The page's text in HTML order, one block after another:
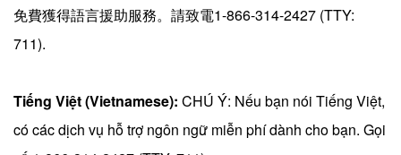
免費獲得語言援助服務。請致電1-866-314-2427 (TTY:
711).
Tiếng Việt (Vietnamese): CHÚ Ý: Nếu bạn nói Tiếng Việt,
có các dịch vụ hỗ trợ ngôn ngữ miễn phí dành cho bạn. Gọi